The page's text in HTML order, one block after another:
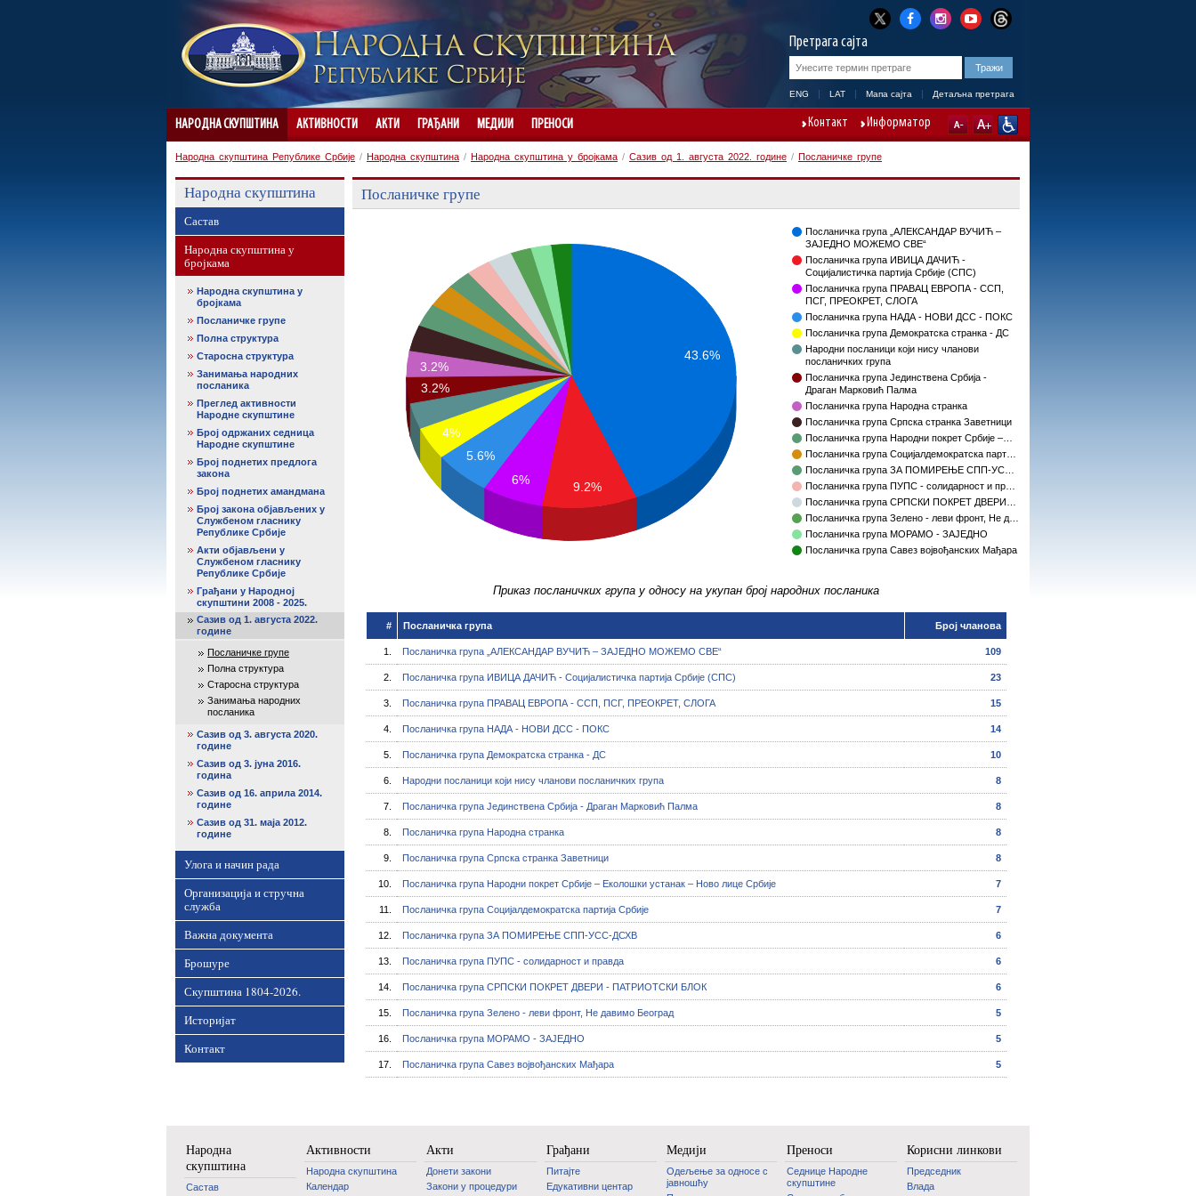
Претрага сајта
ENG LAT Мапа сајта Детаљна претрага
НАРОДНА СКУПШТИНА АКТИВНОСТИ АКТИ ГРАЂАНИ МЕДИЈИ ПРЕНОСИ Контакт Информатор
Народна скупштина Републике Србије / Народна скупштина / Народна скупштина у бројкама / Сазив од 1. августа 2022. године / Посланичке групе
Народна скупштина
Састав
Народна скупштина у
бројкама
Народна скупштина у
бројкама
Посланичке групе
Полна структура
Старосна структура
Занимања народних
посланика
Преглед активности
Народне скупштине
Број одржаних седница
Народне скупштине
Број поднетих предлога
закона
Број поднетих амандмана
Број закона објављених у
Службеном гласнику
Републике Србије
Акти објављени у
Службеном гласнику
Републике Србије
Грађани у Народној
скупштини 2008 - 2025.
Сазив од 1. августа 2022.
године
Посланичке групе
Полна структура
Старосна структура
Занимања народних
посланика
Сазив од 3. августа 2020.
године
Сазив од 3. јуна 2016.
година
Сазив од 16. априла 2014.
године
Сазив од 31. маја 2012.
године
Улога и начин рада
Организација и стручна
служба
Важна документа
Брошуре
Скупштина 1804-2026.
Историјат
Контакт
Посланичке групе
Посланичка група „АЛЕКСАНДАР ВУЧИЋ –
ЗАЈЕДНО МОЖЕМО СВЕ“
Посланичка група ИВИЦА ДАЧИЋ -
Социјалистичка партија Србије (СПС)
Посланичка група ПРАВАЦ ЕВРОПА - ССП,
ПСГ, ПРЕОКРЕТ, СЛОГА
Посланичка група НАДА - НОВИ ДСС - ПОКС
Посланичка група Демократска странка - ДС
Народни посланици који нису чланови
посланичких група
Посланичка група Јединствена Србија -
Драган Марковић Палма
Посланичка група Народна странка
Посланичка група Српска странка Заветници
Посланичка група Народни покрет Србије –…
Посланичка група Социјалдемократска парт…
Посланичка група ЗА ПОМИРЕЊЕ СПП-УС…
Посланичка група ПУПС - солидарност и пр…
Посланичка група СРПСКИ ПОКРЕТ ДВЕРИ…
Посланичка група Зелено - леви фронт, Не д…
Посланичка група МОРАМО - ЗАЈЕДНО
Посланичка група Савез војвођанских Мађара
43.6%
3.2%
3.2%
4%
5.6%
6%
9.2%
Приказ посланичких група у односу на укупан број народних посланика
# Посланичка група Број чланова
1. Посланичка група „АЛЕКСАНДАР ВУЧИЋ – ЗАЈЕДНО МОЖЕМО СВЕ“ 109
2. Посланичка група ИВИЦА ДАЧИЋ - Социјалистичка партија Србије (СПС) 23
3. Посланичка група ПРАВАЦ ЕВРОПА - ССП, ПСГ, ПРЕОКРЕТ, СЛОГА 15
4. Посланичка група НАДА - НОВИ ДСС - ПОКС 14
5. Посланичка група Демократска странка - ДС 10
6. Народни посланици који нису чланови посланичких група 8
7. Посланичка група Јединствена Србија - Драган Марковић Палма 8
8. Посланичка група Народна странка 8
9. Посланичка група Српска странка Заветници 8
10. Посланичка група Народни покрет Србије – Еколошки устанак – Ново лице Србије 7
11. Посланичка група Социјалдемократска партија Србије 7
12. Посланичка група ЗА ПОМИРЕЊЕ СПП-УСС-ДСХВ 6
13. Посланичка група ПУПС - солидарност и правда 6
14. Посланичка група СРПСКИ ПОКРЕТ ДВЕРИ - ПАТРИОТСКИ БЛОК 6
15. Посланичка група Зелено - леви фронт, Не давимо Београд 5
16. Посланичка група МОРАМО - ЗАЈЕДНО 5
17. Посланичка група Савез војвођанских Мађара 5
Народна
скупштина
Састав
Активности
Народна скупштина
Календар
Акти
Донети закони
Закони у процедури
Грађани
Питајте
Едукативни центар
Медији
Одељење за односе с
јавношћу
Преноси
Седнице Народне
скупштине
Корисни линкови
Председник
Влада